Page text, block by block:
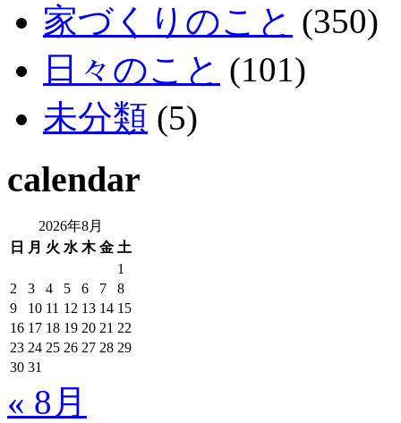
家づくりのこと (350)
日々のこと (101)
未分類 (5)
calendar
2026年8月
日
月 火 水 木 金 土
1
2
3 4 5 6 7
8
9
10 11 12 13 14 15
16 17 18 19 20 21 22
23 24 25 26 27 28 29
30 31
« 8月